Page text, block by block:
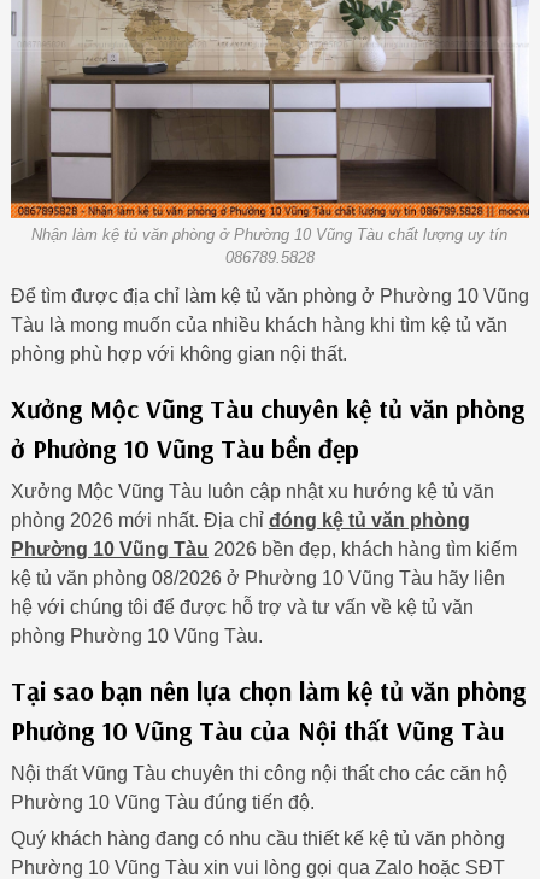
Nhận làm kệ tủ văn phòng ở Phường 10 Vũng Tàu chất lượng uy tín
086789.5828
Để tìm được địa chỉ làm kệ tủ văn phòng ở Phường 10 Vũng
Tàu là mong muốn của nhiều khách hàng khi tìm kệ tủ văn
phòng phù hợp với không gian nội thất.
Xưởng Mộc Vũng Tàu chuyên kệ tủ văn phòng
ở Phường 10 Vũng Tàu bền đẹp
Xưởng Mộc Vũng Tàu luôn cập nhật xu hướng kệ tủ văn
phòng 2026 mới nhất. Địa chỉ đóng kệ tủ văn phòng
Phường 10 Vũng Tàu 2026 bền đẹp, khách hàng tìm kiếm
kệ tủ văn phòng 08/2026 ở Phường 10 Vũng Tàu hãy liên
hệ với chúng tôi để được hỗ trợ và tư vấn về kệ tủ văn
phòng Phường 10 Vũng Tàu.
Tại sao bạn nên lựa chọn làm kệ tủ văn phòng
Phường 10 Vũng Tàu của Nội thất Vũng Tàu
Nội thất Vũng Tàu chuyên thi công nội thất cho các căn hộ
Phường 10 Vũng Tàu đúng tiến độ.
Quý khách hàng đang có nhu cầu thiết kế kệ tủ văn phòng
Phường 10 Vũng Tàu xin vui lòng gọi qua Zalo hoặc SĐT